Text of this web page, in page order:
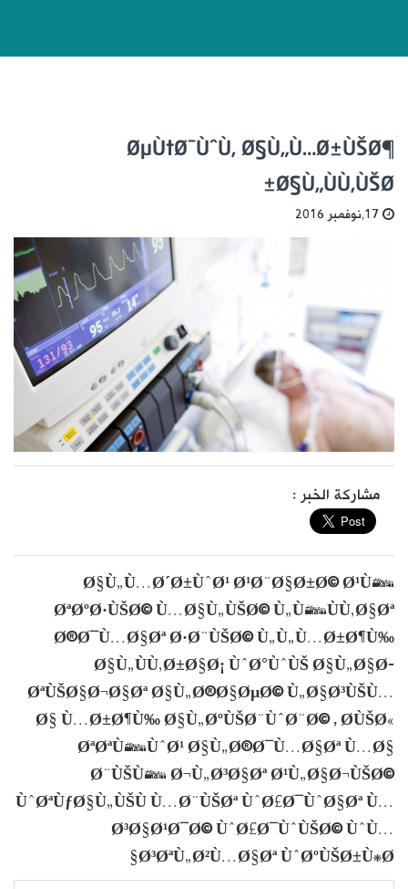
ØµÙ†Ø¯ÙˆÙ‚ Ø§Ù„Ù…Ø±ÙŠØ¶
Ø§Ù„ÙÙ‚ÙŠØ±
مشاركة الخبر :
Ø§Ù„Ù…Ø´Ø±ÙˆØ¹ Ø¹Ø¨Ø§Ø±Ø© Ø¹Ù†
ØªØºØ·ÙŠØ© Ù…Ø§Ù„ÙŠØ© Ù„Ù†ÙÙ‚Ø§Øª
Ø®Ø¯Ù…Ø§Øª Ø·Ø¨ÙŠØ© Ù„Ù„Ù…Ø±Ø¶Ù‰
Ø§Ù„ÙÙ‚Ø±Ø§Ø¡ ÙˆØ°ÙˆÙŠ Ø§Ù„Ø§Ø­
ØªÙŠØ§Ø¬Ø§Øª Ø§Ù„Ø®Ø§ØµØ© Ù„Ø§Ø³ÙŠÙ…
Ø§ Ù…Ø±Ø¶Ù‰ Ø§Ù„ØºÙŠØ¨ÙˆØ¨Ø© , Ø­ÙŠØ«
ØªØªÙ†ÙˆØ¹ Ø§Ù„Ø®Ø¯Ù…Ø§Øª Ù…Ø§
Ø¨ÙŠÙ† Ø¬Ù„Ø³Ø§Øª Ø¹Ù„Ø§Ø¬ÙŠØ©
ÙˆØªÙƒØ§Ù„ÙŠÙ Ù…Ø¨ÙŠØª ÙˆØ£Ø¯ÙˆØ§Øª Ù…
Ø³Ø§Ø¹Ø¯Ø© ÙˆØ£Ø¯ÙˆÙŠØ© ÙˆÙ…
Ø³ØªÙ„Ø²Ù…Ø§Øª ÙˆØºÙŠØ±Ù‡Ø§